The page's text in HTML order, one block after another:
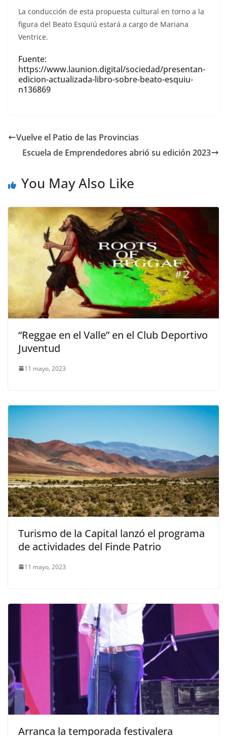
La conducción de esta propuesta cultural en torno a la
figura del Beato Esquiú estará a cargo de Mariana
Ventrice.
Fuente:
https://www.launion.digital/sociedad/presentan-
edicion-actualizada-libro-sobre-beato-esquiu-
n136869
Vuelve el Patio de las Provincias
Escuela de Emprendedores abrió su edición 2023
You May Also Like
“Reggae en el Valle” en el Club Deportivo
Juventud
11 mayo, 2023
Turismo de la Capital lanzó el programa
de actividades del Finde Patrio
11 mayo, 2023
Arranca la temporada festivalera